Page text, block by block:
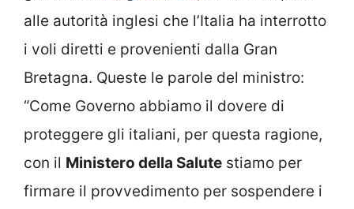
alle autorità inglesi che l’Italia ha interrotto
i voli diretti e provenienti dalla Gran
Bretagna. Queste le parole del ministro:
“Come Governo abbiamo il dovere di
proteggere gli italiani, per questa ragione,
con il Ministero della Salute stiamo per
firmare il provvedimento per sospendere i